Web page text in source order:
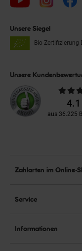
Unsere Siegel
Bio Zertifizierung
Unsere
Bewertungen
aus 36.225
Zahlarten im Online-
Service
Informationen